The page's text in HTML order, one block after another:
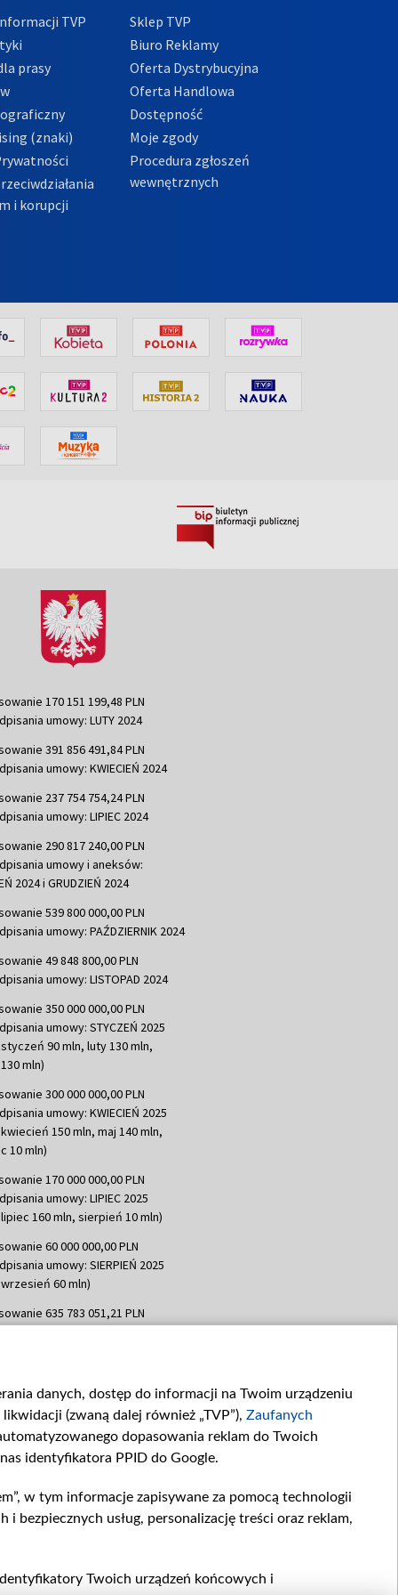
TVP
prasy
(znaki)
i korupcji
Sklep TVP
Biuro Reklamy
Oferta Dystrybucyjna
Oferta Handlowa
Dostępność
Moje zgody
Procedura zgłoszeń
wewnętrznych
170 151 199,48 PLN
umowy: LUTY 2024
391 856 491,84 PLN
umowy: KWIECIEŃ 2024
237 754 754,24 PLN
umowy: LIPIEC 2024
290 817 240,00 PLN
umowy i aneksów:
2024 i GRUDZIEŃ 2024
539 800 000,00 PLN
umowy: PAŹDZIERNIK 2024
49 848 800,00 PLN
umowy: LISTOPAD 2024
350 000 000,00 PLN
umowy: STYCZEŃ 2025
90 mln, luty 130 mln,
mln)
300 000 000,00 PLN
umowy: KWIECIEŃ 2025
150 mln, maj 140 mln,
10 mln)
170 000 000,00 PLN
umowy: LIPIEC 2025
160 mln, sierpień 10 mln)
60 000 000,00 PLN
umowy: SIERPIEŃ 2025
60 mln)
635 783 051,21 PLN
48 862 000,00 PLN
umowy: GRUDZIEŃ 2025
60,548 mln)
900 000 000,00 PLN
80 mln, 4 marca 370 mln,8
180 mln, 7 maja 180 mln, 8
umowy LIPIEC 2026 (wpłata
danych, dostęp do informacji na Twoim urządzeniu
(zwaną dalej również „TVP”), Zaufanych
dopasowania reklam do Twoich
identyfikatora PPID do Google.
w tym informacje zapisywane za pomocą technologii
usług, personalizację treści oraz reklam,
Twoich urządzeń końcowych i